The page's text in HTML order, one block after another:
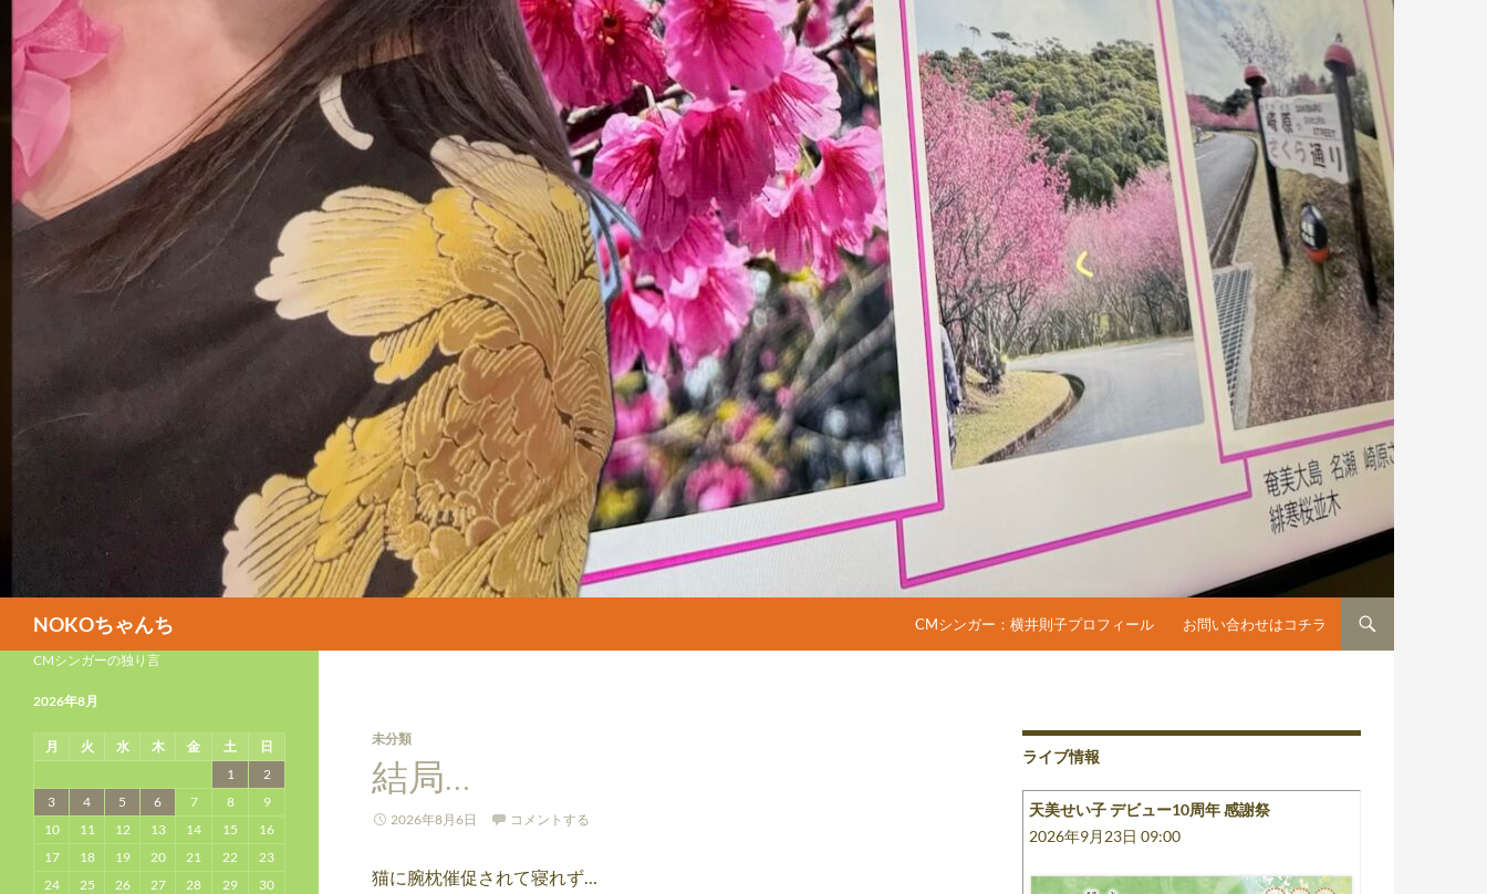
NOKOちゃんち
CMシンガー：横井則子プロフィール
お問い合わせはコチラ
未分類
結局…
2026年8月6日 コメントする
猫に腕枕催促されて寝れず…
ライブ情報
天美せい子 デビュー10周年 感謝祭
2026年9月23日 09:00
CMシンガーの独り言
2026年8月
月 火 水 木 金 土
日
1
2
3
4 5 6 7 8
9
10
11 12 13 14 15
16
17
18 19 20 21 22
23
24
25 26 27 28 29
30